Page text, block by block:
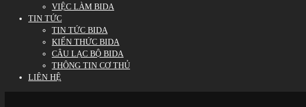
VIỆC LÀM BIDA
TIN TỨC
TIN TỨC BIDA
KIẾN THỨC BIDA
CÂU LẠC BỘ BIDA
THÔNG TIN CƠ THỦ
LIÊN HỆ